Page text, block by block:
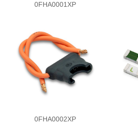
0FHA0001XP
0FHA0002XP